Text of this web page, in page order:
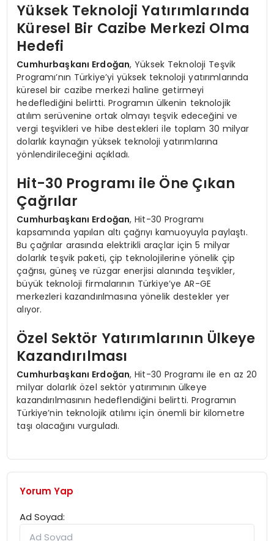
Yüksek Teknoloji Yatırımlarında
Küresel Bir Cazibe Merkezi Olma
Hedefi
Cumhurbaşkanı Erdoğan, Yüksek Teknoloji Teşvik
Programı’nın Türkiye’yi yüksek teknoloji yatırımlarında
küresel bir cazibe merkezi haline getirmeyi
hedeflediğini belirtti. Programın ülkenin teknolojik
atılım serüvenine ortak olmayı teşvik edeceğini ve
vergi teşvikleri ve hibe destekleri ile toplam 30 milyar
dolarlık kaynağın yüksek teknoloji yatırımlarına
yönlendirileceğini açıkladı.
Hit-30 Programı ile Öne Çıkan
Çağrılar
Cumhurbaşkanı Erdoğan, Hit-30 Programı
kapsamında yapılan altı çağrıyı kamuoyuyla paylaştı.
Bu çağrılar arasında elektrikli araçlar için 5 milyar
dolarlık teşvik paketi, çip teknolojilerine yönelik çip
çağrısı, güneş ve rüzgar enerjisi alanında teşvikler,
büyük teknoloji firmalarının Türkiye’ye AR-GE
merkezleri kazandırılmasına yönelik destekler yer
alıyor.
Özel Sektör Yatırımlarının Ülkeye
Kazandırılması
Cumhurbaşkanı Erdoğan, Hit-30 Programı ile en az 20
milyar dolarlık özel sektör yatırımının ülkeye
kazandırılmasının hedeflendiğini belirtti. Programın
Türkiye’nin teknolojik atılımı için önemli bir kilometre
taşı olacağını vurguladı.
Yorum Yap
Ad Soyad: